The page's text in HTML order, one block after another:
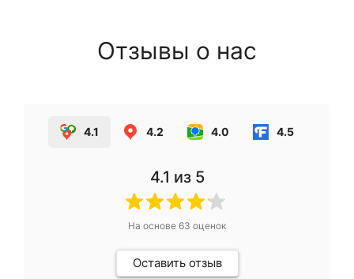
Отзывы о нас
4.1 4.2 4.0 4.5
4.1 из 5
На основе 63 оценок
Оставить отзыв